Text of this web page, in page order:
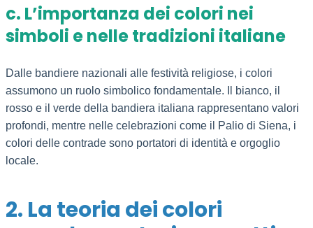
c. L’importanza dei colori nei
simboli e nelle tradizioni italiane
Dalle bandiere nazionali alle festività religiose, i colori
assumono un ruolo simbolico fondamentale. Il bianco, il
rosso e il verde della bandiera italiana rappresentano valori
profondi, mentre nelle celebrazioni come il Palio di Siena, i
colori delle contrade sono portatori di identità e orgoglio
locale.
2. La teoria dei colori